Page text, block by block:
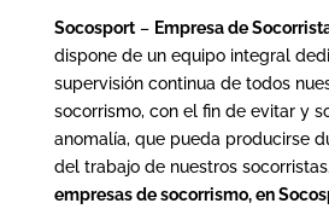
Socosport– Empresa de
dispone de un equipo integral
supervisión continua de todos
socorrismo, con el fin de evitar y
anomalía, que pueda producirse
del trabajo de nuestros socorristas.
empresas de socorrismo, en